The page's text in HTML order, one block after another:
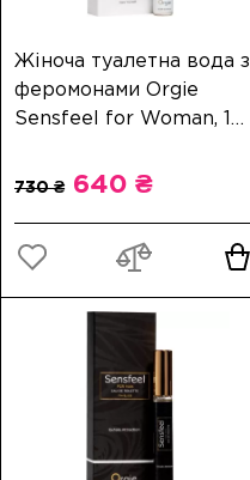
Жіноча туалетна вода з
феромонами Orgie
Sensfeel for Woman, 10
640 ₴